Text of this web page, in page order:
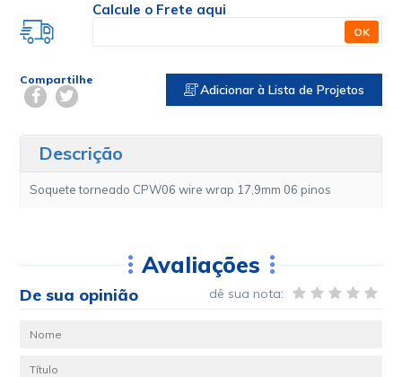
Calcule o Frete aqui
OK
Compartilhe
Adicionar à Lista de Projetos
Descrição
Soquete torneado CPW06 wire wrap 17,9mm 06 pinos
Avaliações
De sua opinião dê sua nota: